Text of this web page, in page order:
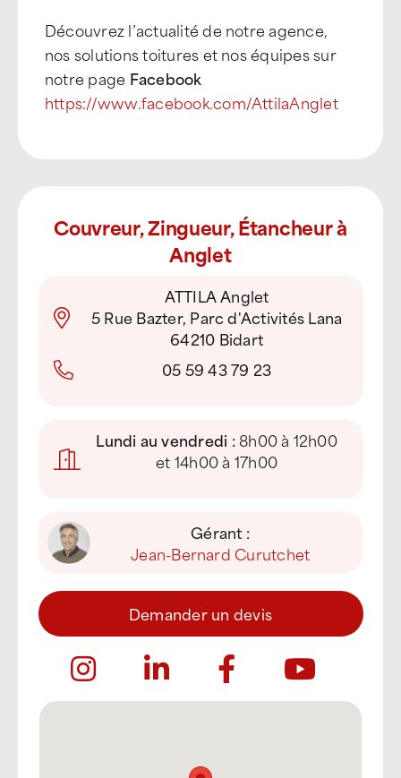
Découvrez l’actualité de notre agence,
nos solutions toitures et nos équipes sur
notre page Facebook
https://www.facebook.com/AttilaAnglet
Couvreur, Zingueur, Étancheur à
Anglet
ATTILA Anglet
5 Rue Bazter, Parc d'Activités Lana
64210 Bidart
05 59 43 79 23
Lundi au vendredi :8h00 à 12h00
et 14h00 à 17h00
Gérant :
Jean-Bernard Curutchet
Demander un devis